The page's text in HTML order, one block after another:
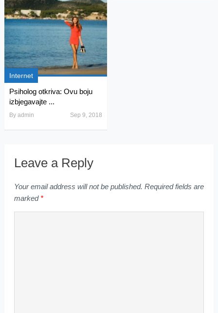
Internet
Psiholog otkriva: Ovu boju
izbjegavajte ...
By admin Sep 9, 2018
Leave a Reply
Your email address will not be published. Required fields are
marked *